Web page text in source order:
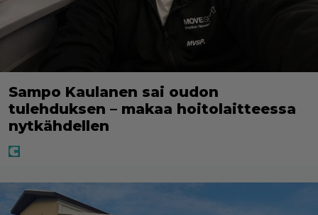
Sampo Kaulanen sai oudon
tulehduksen – makaa hoitolaitteessa
nytkähdellen